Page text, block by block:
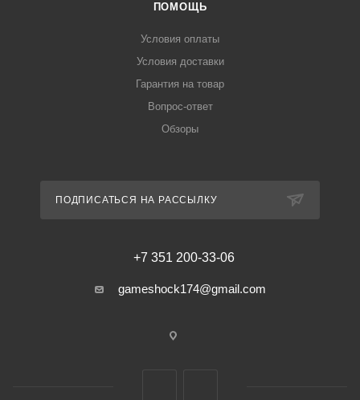
ПОМОЩЬ
Условия оплаты
Условия доставки
Гарантия на товар
Вопрос-ответ
Обзоры
ПОДПИСАТЬСЯ НА РАССЫЛКУ
+7 351 200-33-06
gameshock174@gmail.com